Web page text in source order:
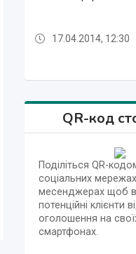
17.04.2014, 12:30
QR-код
Поділіться QR-
соціальних
месенджерах щоб
потенційні клієнти
оголошення на
смартфонах.